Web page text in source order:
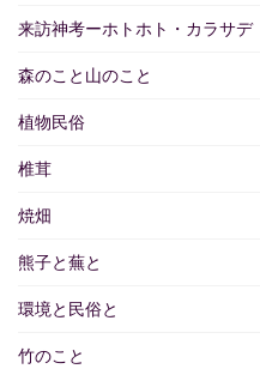
来訪神考ーホトホト・カラサデ
森のこと山のこと
植物民俗
椎茸
焼畑
熊子と蕪と
環境と民俗と
竹のこと